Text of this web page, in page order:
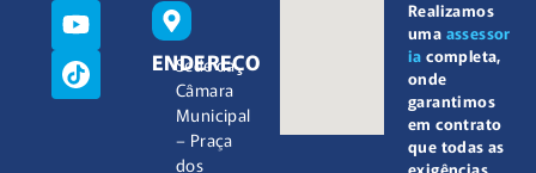
ENDEREÇO
Sede da
Câmara
Municipal
– Praça
dos
Realizamos
uma assessor
ia completa,
onde
garantimos
em contrato
que todas as